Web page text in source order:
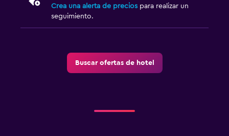
Crea una alerta de precios para realizar un
seguimiento.
Buscar ofertas de hotel